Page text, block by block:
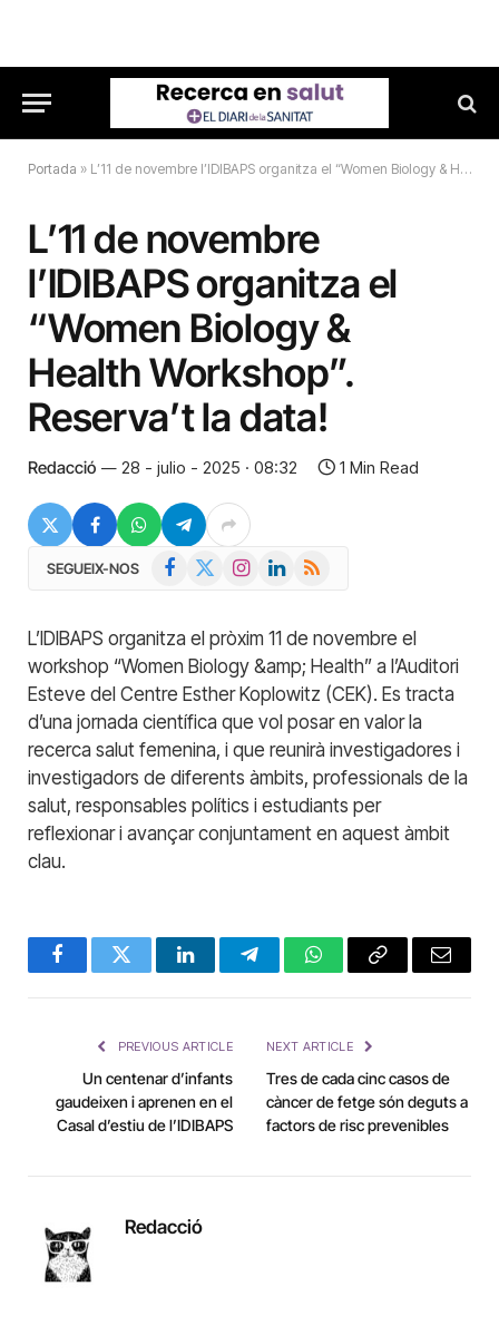
Portada » L’11 de novembre l’IDIBAPS organitza el “Women Biology & Health Workshop”. Reserva’t la data!
L’11 de novembre
l’IDIBAPS organitza el
“Women Biology &
Health Workshop”.
Reserva’t la data!
Redacció 28 - julio - 2025 · 08:32 1 Min Read
SEGUEIX-NOS Facebook InstagramLinkedIn
RSS
L’IDIBAPS organitza el pròxim 11 de novembre el
workshop “Women Biology &amp; Health” a l’Auditori
Esteve del Centre Esther Koplowitz (CEK). Es tracta
d’una jornada científica que vol posar en valor la
recerca salut femenina, i que reunirà investigadores i
investigadors de diferents àmbits, professionals de la
salut, responsables polítics i estudiants per
reflexionar i avançar conjuntament en aquest àmbit
clau.
FacebookTwitter LinkedInTelegramWhatsAppCopy
Email
PREVIOUS ARTICLE
Un centenar d’infants
gaudeixen i aprenen en el
Casal d’estiu de l’IDIBAPS
NEXT ARTICLE
Tres de cada cinc casos de
càncer de fetge són deguts a
factors de risc prevenibles
Redacció